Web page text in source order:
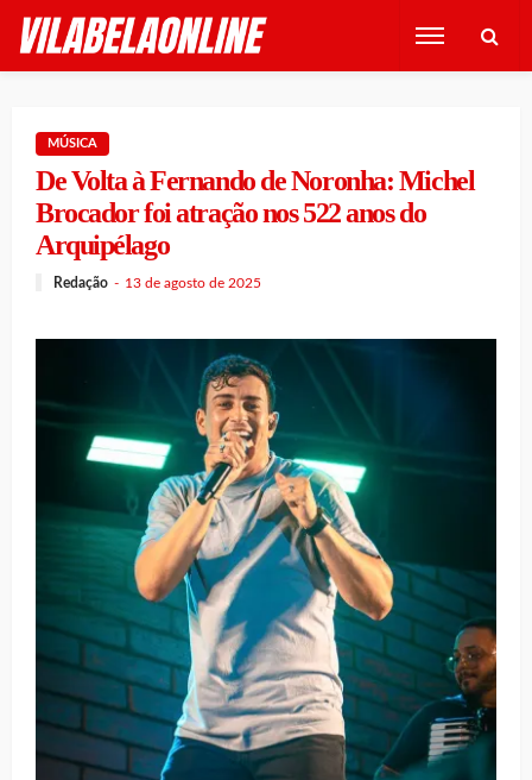
MÚSICA
De Volta à Fernando de Noronha: Michel
Brocador foi atração nos 522 anos do
Arquipélago
Redação 13 de agosto de 2025